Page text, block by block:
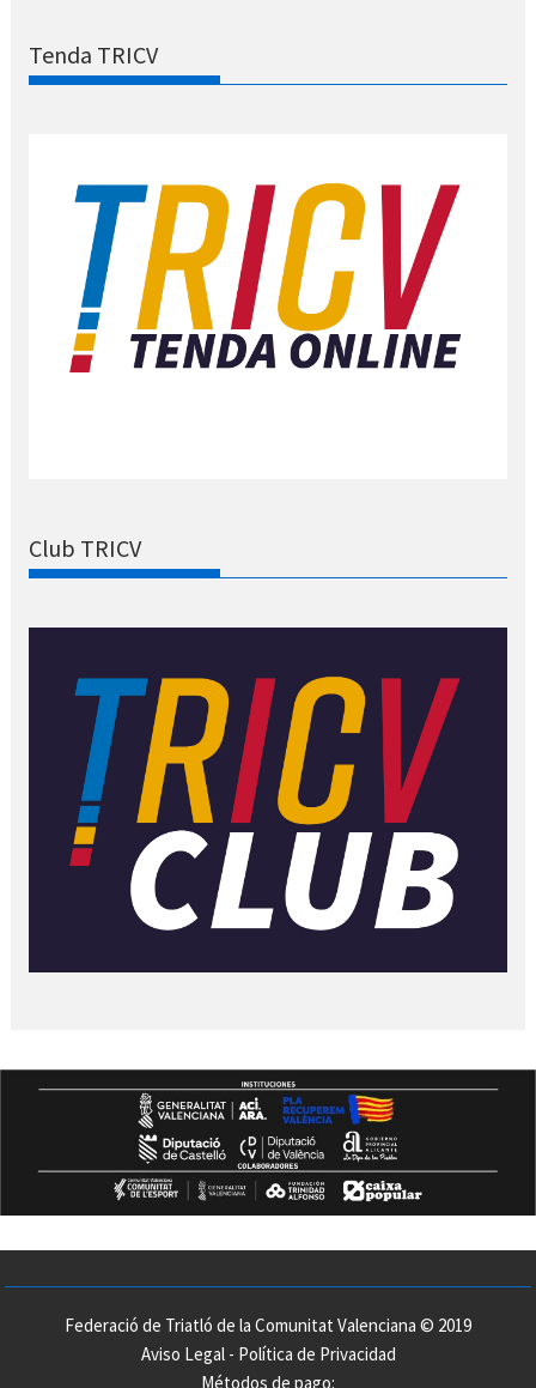
Tenda TRICV
Club TRICV
Federació de Triatló de la Comunitat Valenciana © 2019
Aviso Legal- Política de Privacidad
Métodos de pago: